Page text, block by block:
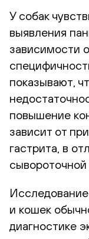
У собак
выявления
зависимости
показывают,
повышение
зависит от
гастрита, в
сывороточной
и кошек
диагностике